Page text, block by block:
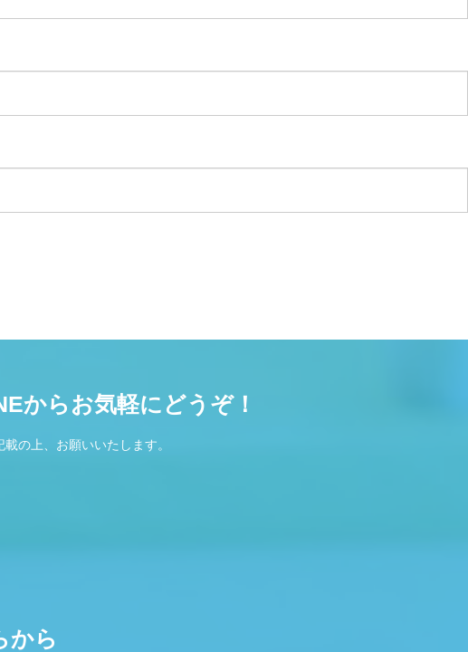
からお気軽にどうぞ！
の上、お願いいたします。
から